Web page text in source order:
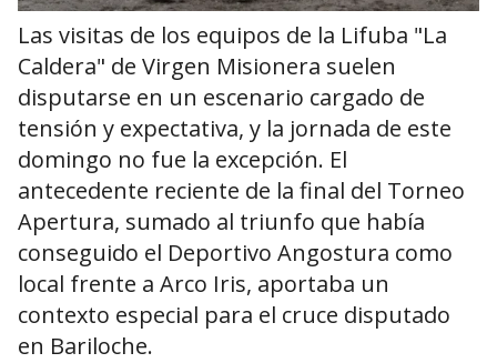
Las visitas de los equipos de la Lifuba "La
Caldera" de Virgen Misionera suelen
disputarse en un escenario cargado de
tensión y expectativa, y la jornada de este
domingo no fue la excepción. El
antecedente reciente de la final del Torneo
Apertura, sumado al triunfo que había
conseguido el Deportivo Angostura como
local frente a Arco Iris, aportaba un
contexto especial para el cruce disputado
en Bariloche.